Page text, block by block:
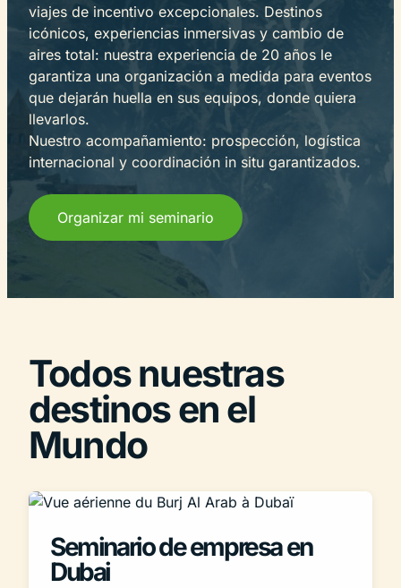
viajes de incentivo excepcionales. Destinos
icónicos, experiencias inmersivas y cambio de
aires total: nuestra experiencia de 20 años le
garantiza una organización a medida para eventos
que dejarán huella en sus equipos, donde quiera
llevarlos.
Nuestro acompañamiento: prospección, logística
internacional y coordinación in situ garantizados.
Organizar mi seminario
Todos nuestras
destinos en el
Mundo
Seminario de empresa en
Dubai